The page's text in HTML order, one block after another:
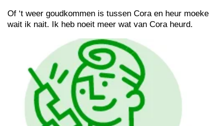
Of ‘t weer goudkommen is tussen Cora en heur moeke
wait ik nait. Ik heb noeit meer wat van Cora heurd.